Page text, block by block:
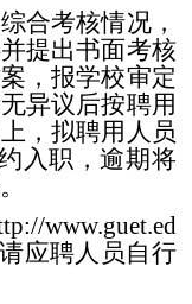
合考核情况，
提出书面考核
，报学校审定
异议后按聘用
，拟聘用人员
入职，逾期将
www.guet.ed
应聘人员自行